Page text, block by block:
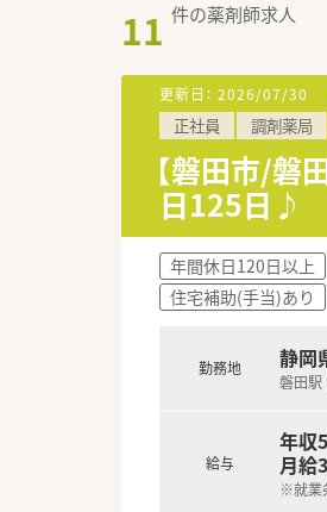
11 件の薬剤師求人
更新日： 2026/07/30
正社員 調剤薬局
【磐田市/磐
日125日♪
年間休日120日以上
住宅補助(手当)あり
勤務地 静岡
磐田駅
給与
年収
月給
※就業